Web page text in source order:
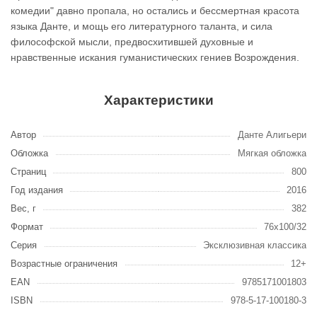
комедии" давно пропала, но остались и бессмертная красота
языка Данте, и мощь его литературного таланта, и сила
философской мысли, предвосхитившей духовные и
нравственные искания гуманистических гениев Возрождения.
Характеристики
Автор
Данте Алигьери
Обложка
Мягкая обложка
Страниц
800
Год издания
2016
Вес, г
382
Формат
76x100/32
Серия
Эксклюзивная классика
Возрастные ограничения
12+
EAN
9785171001803
ISBN
978-5-17-100180-3